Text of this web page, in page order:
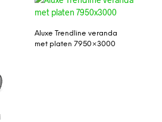
Aluxe Trendline veranda
met platen 7950×3000